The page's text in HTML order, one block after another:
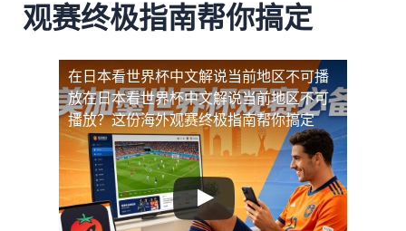
观赛终极指南帮你搞定
在日本看世界杯中文解说当前地区不可播
放在日本看世界杯中文解说当前地区不可
播放？这份海外观赛终极指南帮你搞定